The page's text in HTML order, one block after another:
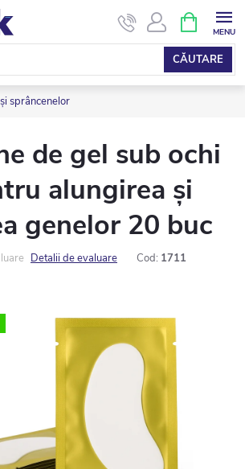
CĂUTARE
COŞ
DE
sprâncenelor
de gel sub ochi
alungirea și
genelor 20 buc
Detalii de evaluare Cod: 1711